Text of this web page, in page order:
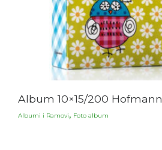
Album 10×15/200 Hofmann
Albumi i Ramovi, Foto album